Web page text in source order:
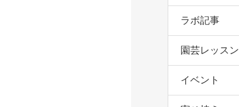
ラボ記事
園芸レッスン
イベント